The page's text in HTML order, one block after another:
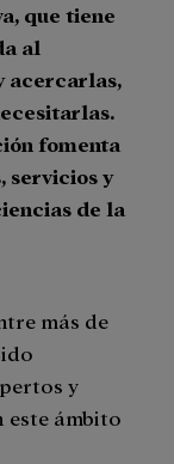
que tiene
al
acercarlas,
fomenta
servicios y
de la
más de
y
ámbito